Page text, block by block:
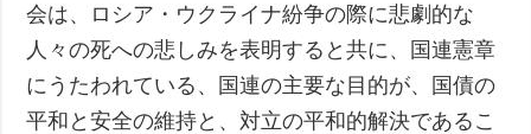
会は、ロシア・ウクライナ紛争の際に悲劇的な
人々の死への悲しみを表明すると共に、国連憲章
にうたわれている、国連の主要な目的が、国債の
平和と安全の維持と、対立の平和的解決であるこ